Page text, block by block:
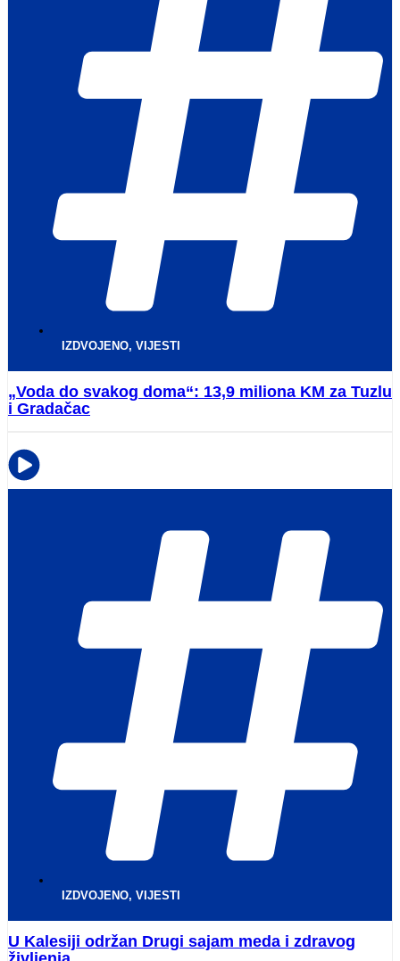
IZDVOJENO, VIJESTI
„Voda do svakog doma“: 13,9 miliona KM za Tuzlu
i Gradačac
IZDVOJENO, VIJESTI
U Kalesiji održan Drugi sajam meda i zdravog